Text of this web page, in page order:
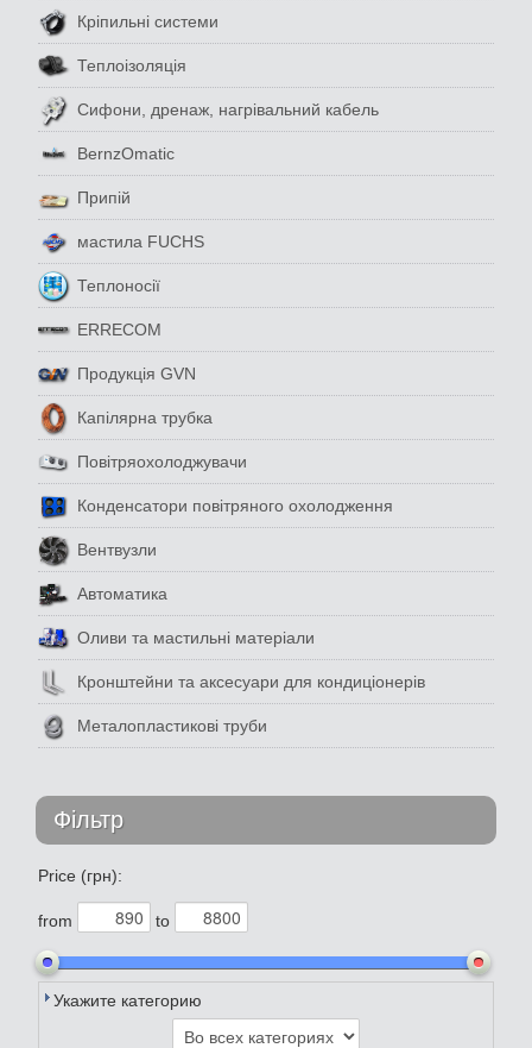
Кріпильні системи
Теплоізоляція
Сифони, дренаж, нагрівальний кабель
BernzOmatic
Припій
мастила FUCHS
Теплоносії
ERRECOM
Продукція GVN
Капілярна трубка
Повітряохолоджувачи
Конденсатори повітряного охолодження
Вентвузли
Автоматика
Оливи та мастильні матеріали
Кронштейни та аксесуари для кондиціонерів
Металопластикові труби
Фільтр
Price (грн):
from to
Укажите категорию